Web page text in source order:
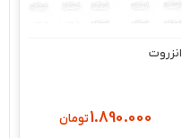
انزروت
1.890.000تومان